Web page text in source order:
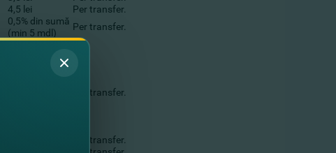
4,5 lei
Per transfer.
0,5% din sumă
(min 5 mdl)
Per transfer.
Per transfer.
Per transfer.